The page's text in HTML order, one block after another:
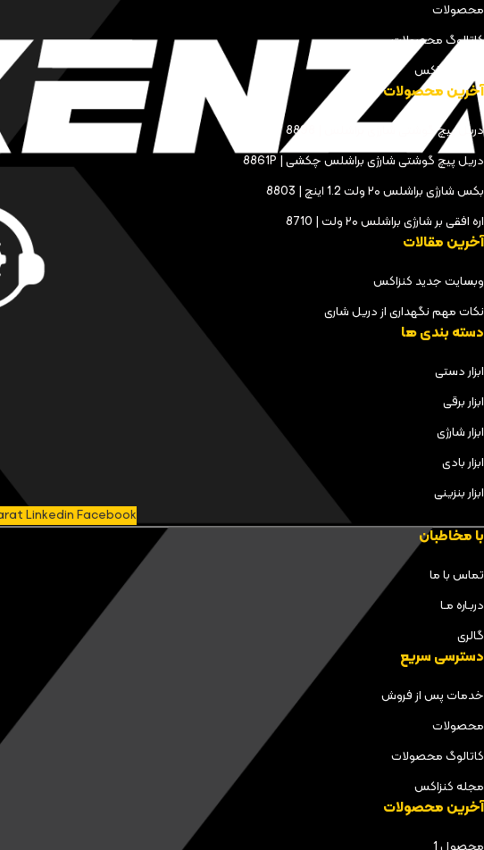
محصولات
کاتالوگ محصولات
مجله کنزاکس
آخرین محصولات
دریل پیچ گوشتی شارژی براشلس | 8898
دریل پیچ گوشتی شارژی براشلس چکشی | 8861P
بکس شارژی براشلس ۲۰ ولت 1.2 اینچ | 8803
اره افقی بر شارژی براشلس ۲۰ ولت | 8710
آخرین مقالات
وبسایت جدید کنزاکس
نکات مهم نگهداری از دریل شاری
دسته بندی ها
ابزار دستی
ابزار برقی
ابزار شارژی
ابزار بادی
ابزار بنزینی
LinkedinFacebook
با مخاطبان
تماس با ما
دربـاره مـا
گالری
دسترسی سریع
خدمات پس از فروش
محصولات
کاتالوگ محصولات
مجله کنزاکس
آخرین محصولات